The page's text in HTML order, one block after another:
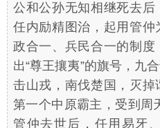
公和公孙无知相继死去后
任内励精图治，起用管
政合一、兵民合一的制
出“尊王攘夷”的旗号，九
击山戎，南伐楚国，灭
第一个中原霸主，受到周
管仲去世后，任用易牙